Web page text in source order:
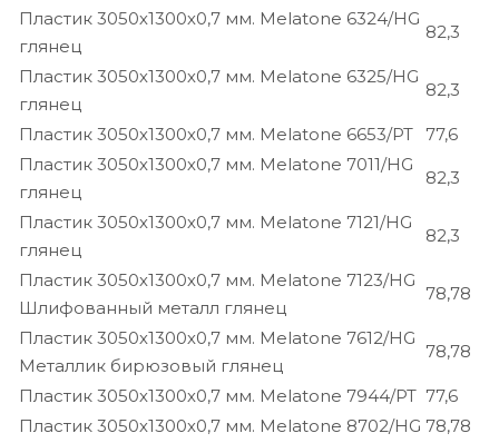
Пластик 3050х1300х0,7 мм. Melatone 6324/HG
глянец
82,3
Пластик 3050х1300х0,7 мм. Melatone 6325/HG
глянец
82,3
Пластик 3050х1300х0,7 мм. Melatone 6653/PT
77,6
Пластик 3050х1300х0,7 мм. Melatone 7011/HG
глянец
82,3
Пластик 3050х1300х0,7 мм. Melatone 7121/HG
глянец
82,3
Пластик 3050х1300х0,7 мм. Melatone 7123/HG
Шлифованный металл глянец
78,78
Пластик 3050х1300х0,7 мм. Melatone 7612/HG
Металлик бирюзовый глянец
78,78
Пластик 3050х1300х0,7 мм. Melatone 7944/PT 77,6
Пластик 3050х1300х0,7 мм. Melatone 8702/HG 78,78